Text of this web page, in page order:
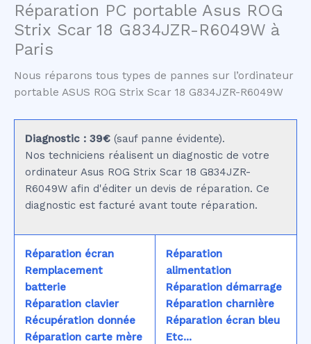
Réparation PC portable Asus ROG
Strix Scar 18 G834JZR-R6049W à
Paris
Nous réparons tous types de pannes sur l’ordinateur
portable ASUS ROG Strix Scar 18 G834JZR-R6049W
Diagnostic : 39€ (sauf panne évidente).
Nos techniciens réalisent un diagnostic de votre
ordinateur Asus ROG Strix Scar 18 G834JZR-
R6049W afin d'éditer un devis de réparation. Ce
diagnostic est facturé avant toute réparation.
Réparation écran
Remplacement
batterie
Réparation clavier
Récupération donnée
Réparation carte mère
Réparation
alimentation
Réparation démarrage
Réparation charnière
Réparation écran bleu
Etc...